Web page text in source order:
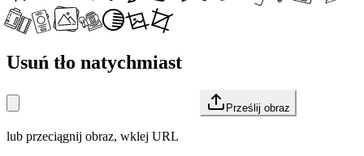
Usuń tło natychmiast
Prześlij obraz
lub przeciągnij obraz, wklej URL